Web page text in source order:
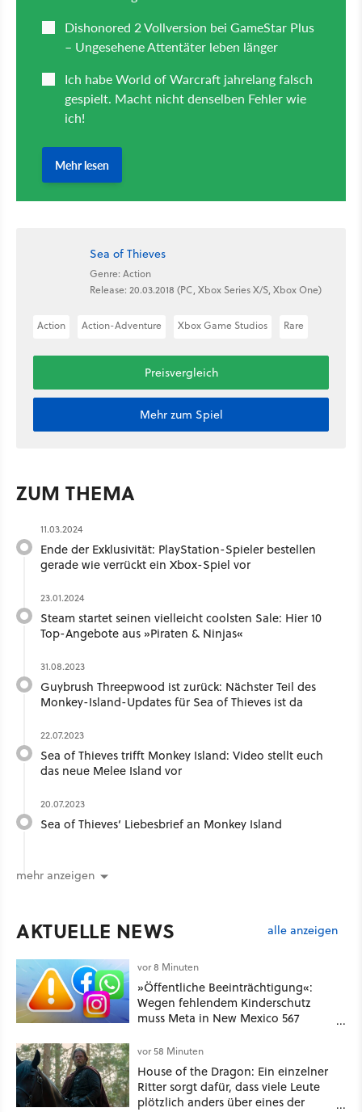
Sea of Thieves
Genre: Action
Release: 20.03.2018 (PC, Xbox Series X/S, Xbox One)
Action Action-Adventure Xbox Game Studios Rare
Preisvergleich
Mehr zum Spiel
ZUM THEMA
11.03.2024
Ende der Exklusivität: PlayStation-Spieler bestellen
gerade wie verrückt ein Xbox-Spiel vor
23.01.2024
Steam startet seinen vielleicht coolsten Sale: Hier 10
Top-Angebote aus »Piraten & Ninjas«
31.08.2023
Guybrush Threepwood ist zurück: Nächster Teil des
Monkey-Island-Updates für Sea of Thieves ist da
22.07.2023
Sea of Thieves trifft Monkey Island: Video stellt euch
das neue Melee Island vor
20.07.2023
Sea of Thieves‘ Liebesbrief an Monkey Island
mehr anzeigen
AKTUELLE NEWS alle anzeigen
vor 8 Minuten
»Öffentliche Beeinträchtigung«:
Wegen fehlendem Kinderschutz
muss Meta in New Mexico 567
vor 58 Minuten
House of the Dragon: Ein einzelner
Ritter sorgt dafür, dass viele Leute
plötzlich anders über eines der